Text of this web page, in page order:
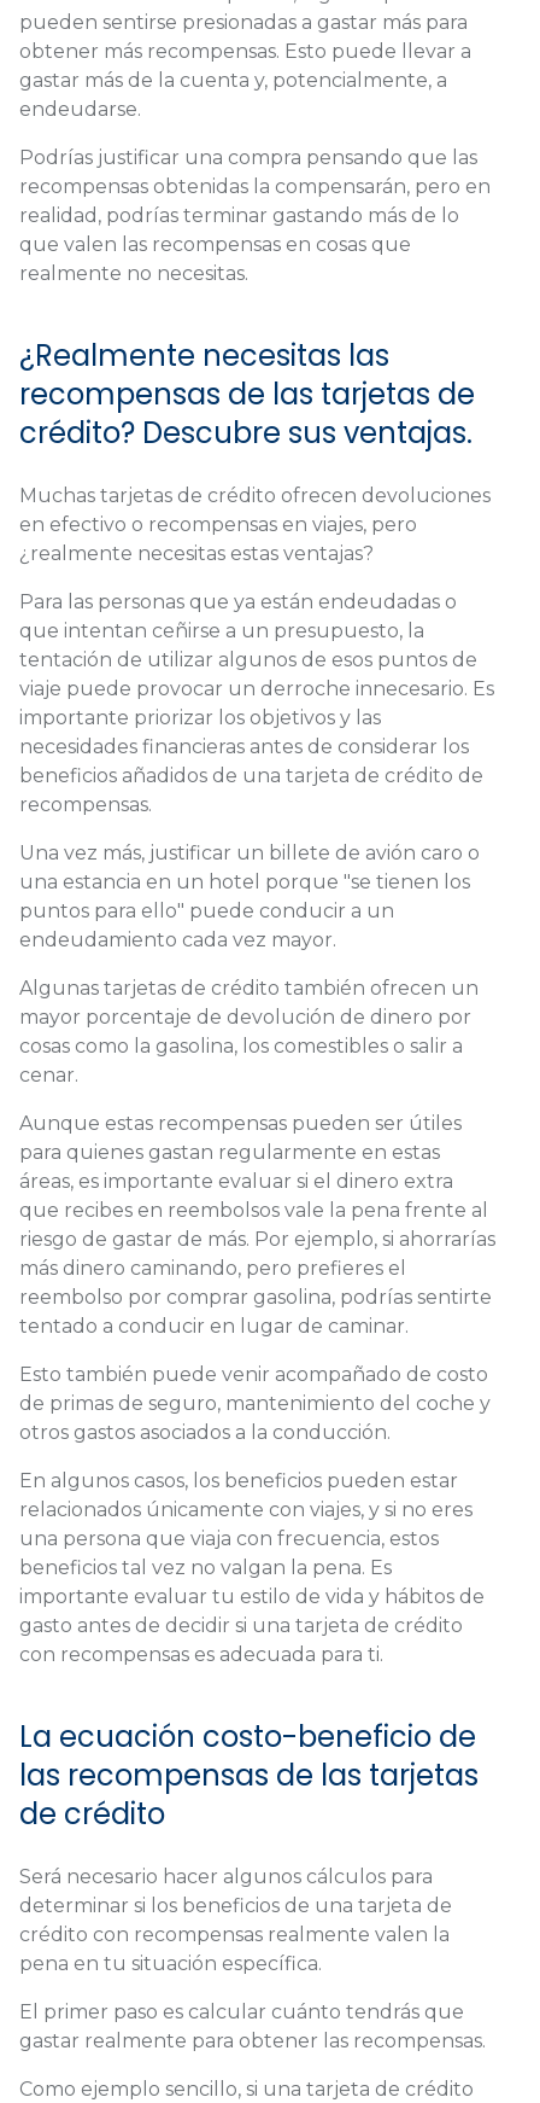
pueden sentirse presionadas a gastar más para
obtener más recompensas. Esto puede llevar a
gastar más de la cuenta y, potencialmente, a
endeudarse.
Podrías justificar una compra pensando que las
recompensas obtenidas la compensarán, pero en
realidad, podrías terminar gastando más de lo
que valen las recompensas en cosas que
realmente no necesitas.
¿Realmente necesitas las
recompensas de las tarjetas de
crédito? Descubre sus ventajas.
Muchas tarjetas de crédito ofrecen devoluciones
en efectivo o recompensas en viajes, pero
¿realmente necesitas estas ventajas?
Para las personas que ya están endeudadas o
que intentan ceñirse a un presupuesto, la
tentación de utilizar algunos de esos puntos de
viaje puede provocar un derroche innecesario. Es
importante priorizar los objetivos y las
necesidades financieras antes de considerar los
beneficios añadidos de una tarjeta de crédito de
recompensas.
Una vez más, justificar un billete de avión caro o
una estancia en un hotel porque "se tienen los
puntos para ello" puede conducir a un
endeudamiento cada vez mayor.
Algunas tarjetas de crédito también ofrecen un
mayor porcentaje de devolución de dinero por
cosas como la gasolina, los comestibles o salir a
cenar.
Aunque estas recompensas pueden ser útiles
para quienes gastan regularmente en estas
áreas, es importante evaluar si el dinero extra
que recibes en reembolsos vale la pena frente al
riesgo de gastar de más. Por ejemplo, si ahorrarías
más dinero caminando, pero prefieres el
reembolso por comprar gasolina, podrías sentirte
tentado a conducir en lugar de caminar.
Esto también puede venir acompañado de costo
de primas de seguro, mantenimiento del coche y
otros gastos asociados a la conducción.
En algunos casos, los beneficios pueden estar
relacionados únicamente con viajes, y si no eres
una persona que viaja con frecuencia, estos
beneficios tal vez no valgan la pena. Es
importante evaluar tu estilo de vida y hábitos de
gasto antes de decidir si una tarjeta de crédito
con recompensas es adecuada para ti.
La ecuación costo-beneficio de
las recompensas de las tarjetas
de crédito
Será necesario hacer algunos cálculos para
determinar si los beneficios de una tarjeta de
crédito con recompensas realmente valen la
pena en tu situación específica.
El primer paso es calcular cuánto tendrás que
gastar realmente para obtener las recompensas.
Como ejemplo sencillo, si una tarjeta de crédito